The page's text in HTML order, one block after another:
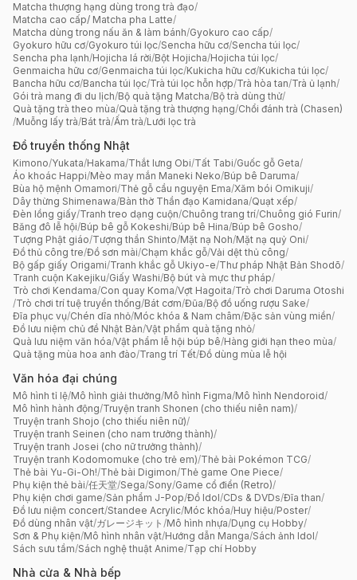
Matcha thượng hạng dùng trong trà đạo/
Matcha cao cấp/ Matcha pha Latte/
Matcha dùng trong nấu ăn & làm bánh/Gyokuro cao cấp/
Gyokuro hữu cơ/Gyokuro túi lọc/Sencha hữu cơ/Sencha túi lọc/
Sencha pha lạnh/Hojicha lá rời/Bột Hojicha/Hojicha túi lọc/
Genmaicha hữu cơ/Genmaicha túi lọc/Kukicha hữu cơ/Kukicha túi lọc/
Bancha hữu cơ/Bancha túi lọc/Trà túi lọc hỗn hợp/Trà hòa tan/Trà ủ lạnh/
Gói trà mang đi du lịch/Bộ quà tặng Matcha/Bộ trà dùng thử/
Quà tặng trà theo mùa/Quà tặng trà thượng hạng/Chổi đánh trà (Chasen)
/Muỗng lấy trà/Bát trà/Ấm trà/Lưới lọc trà
Đồ truyền thống Nhật
Kimono/Yukata/Hakama/Thắt lưng Obi/Tất Tabi/Guốc gỗ Geta/
Áo khoác Happi/Mèo may mắn Maneki Neko/Búp bê Daruma/
Bùa hộ mệnh Omamori/Thẻ gỗ cầu nguyện Ema/Xăm bói Omikuji/
Dây thừng Shimenawa/Bàn thờ Thần đạo Kamidana/Quạt xếp/
Đèn lồng giấy/Tranh treo dạng cuộn/Chuông trang trí/Chuông gió Furin/
Băng đô lễ hội/Búp bê gỗ Kokeshi/Búp bê Hina/Búp bê Gosho/
Tượng Phật giáo/Tượng thần Shinto/Mặt nạ Noh/Mặt nạ quỷ Oni/
Đồ thủ công tre/Đồ sơn mài/Chạm khắc gỗ/Vải dệt thủ công/
Bộ gấp giấy Origami/Tranh khắc gỗ Ukiyo-e/Thư pháp Nhật Bản Shodō/
Tranh cuộn Kakejiku/Giấy Washi/Bộ bút và mực thư pháp/
Trò chơi Kendama/Con quay Koma/Vợt Hagoita/Trò chơi Daruma Otoshi
/Trò chơi trí tuệ truyền thống/Bát cơm/Đũa/Bộ đồ uống rượu Sake/
Đĩa phục vụ/Chén dĩa nhỏ/Móc khóa & Nam châm/Đặc sản vùng miền/
Đồ lưu niệm chủ đề Nhật Bản/Vật phẩm quà tặng nhỏ/
Quà lưu niệm văn hóa/Vật phẩm lễ hội búp bê/Hàng giới hạn theo mùa/
Quà tặng mùa hoa anh đào/Trang trí Tết/Đồ dùng mùa lễ hội
Văn hóa đại chúng
Mô hình tỉ lệ/Mô hình giải thưởng/Mô hình Figma/Mô hình Nendoroid/
Mô hình hành động/Truyện tranh Shonen (cho thiếu niên nam)/
Truyện tranh Shojo (cho thiếu niên nữ)/
Truyện tranh Seinen (cho nam trưởng thành)/
Truyện tranh Josei (cho nữ trưởng thành)/
Truyện tranh Kodomomuke (cho trẻ em)/Thẻ bài Pokémon TCG/
Thẻ bài Yu-Gi-Oh!/Thẻ bài Digimon/Thẻ game One Piece/
Phụ kiện thẻ bài/任天堂/Sega/Sony/Game cổ điển (Retro)/
Phụ kiện chơi game/Sản phẩm J-Pop/Đồ Idol/CDs & DVDs/Đĩa than/
Đồ lưu niệm concert/Standee Acrylic/Móc khóa/Huy hiệu/Poster/
Đồ dùng nhân vật/ガレージキット /Mô hình nhựa/Dụng cụ Hobby/
Sơn & Phụ kiện/Mô hình nhân vật/Hướng dẫn Manga/Sách ảnh Idol/
Sách sưu tầm/Sách nghệ thuật Anime/Tạp chí Hobby
Nhà cửa & Nhà bếp